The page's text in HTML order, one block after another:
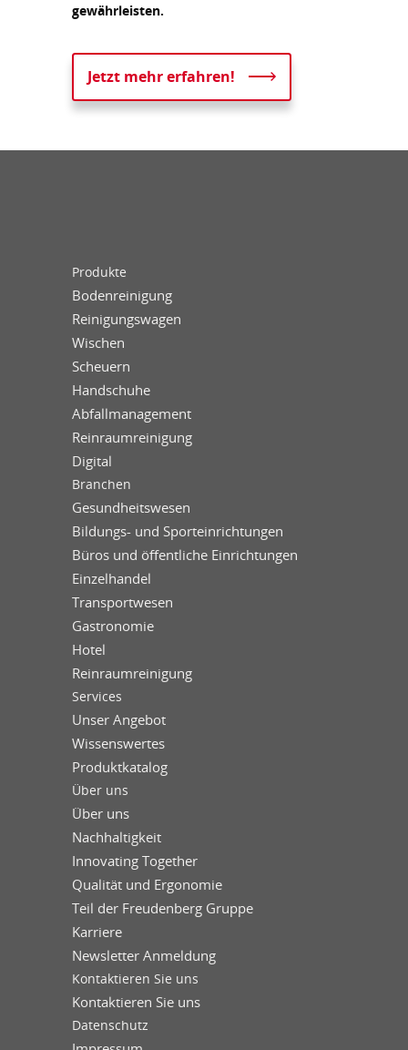
gewährleisten.
Jetzt mehr erfahren!
Produkte
Bodenreinigung
Reinigungswagen
Wischen
Scheuern
Handschuhe
Abfallmanagement
Reinraumreinigung
Digital
Branchen
Gesundheitswesen
Bildungs- und Sporteinrichtungen
Büros und öffentliche Einrichtungen
Einzelhandel
Transportwesen
Gastronomie
Hotel
Reinraumreinigung
Services
Unser Angebot
Wissenswertes
Produktkatalog
Über uns
Über uns
Nachhaltigkeit
Innovating Together
Qualität und Ergonomie
Teil der Freudenberg Gruppe
Karriere
Newsletter Anmeldung
Kontaktieren Sie uns
Kontaktieren Sie uns
Datenschutz